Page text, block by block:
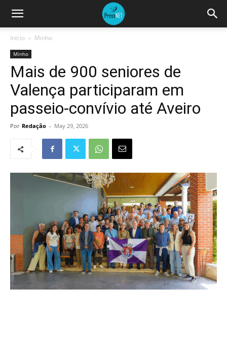
Início Minho
Minho
Mais de 900 seniores de
Valença participaram em
passeio-convívio até Aveiro
Por Redação - May 29, 2026